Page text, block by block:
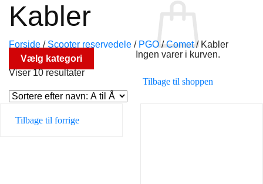
Ingen varer i kurven.
Tilbage til shoppen
Kabler
Forside / Scooter reservedele / PGO / Comet /Kabler
Vælg kategori
Viser 10 resultater
Tilbage til forrige